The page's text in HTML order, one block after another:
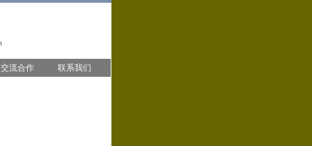
交流合作 联系我们